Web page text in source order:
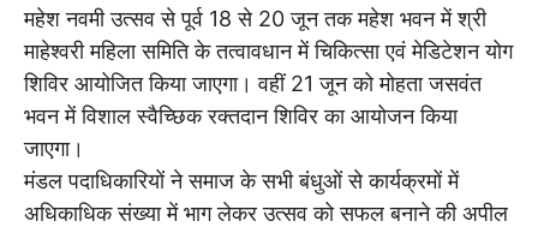
महेश नवमी उत्सव से पूर्व 18 से 20 जून तक महेश भवन में श्री
माहेश्वरी महिला समिति के तत्वावधान में चिकित्सा एवं मेडिटेशन योग
शिविर आयोजित किया जाएगा। वहीं 21 जून को मोहता जसवंत
भवन में विशाल स्वैच्छिक रक्तदान शिविर का आयोजन किया
जाएगा।
मंडल पदाधिकारियों ने समाज के सभी बंधुओं से कार्यक्रमों में
अधिकाधिक संख्या में भाग लेकर उत्सव को सफल बनाने की अपील